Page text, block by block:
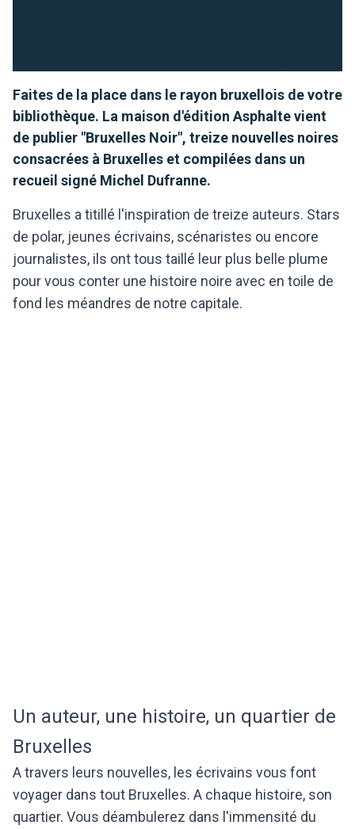
Faites de la place dans le rayon bruxellois de votre
bibliothèque. La maison d'édition Asphalte vient
de publier "Bruxelles Noir", treize nouvelles noires
consacrées à Bruxelles et compilées dans un
recueil signé Michel Dufranne.
Bruxelles a titillé l'inspiration de treize auteurs. Stars
de polar, jeunes écrivains, scénaristes ou encore
journalistes, ils ont tous taillé leur plus belle plume
pour vous conter une histoire noire avec en toile de
fond les méandres de notre capitale.
Un auteur, une histoire, un quartier de
Bruxelles
A travers leurs nouvelles, les écrivains vous font
voyager dans tout Bruxelles. A chaque histoire, son
quartier. Vous déambulerez dans l'immensité du